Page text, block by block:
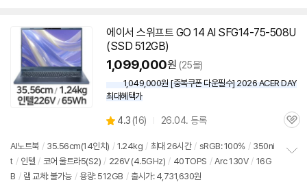
에이서 스위프트 GO 14 AI SFG14-75-508U
(SSD 512GB)
1,099,000원 (25몰)
1,049,000원 [중복쿠폰 다운필수] 2026 ACER DAY
최대혜택가
별
점
4.3 (상
리
뷰
16) 26.04. 등록
관
AI노트북 / 35.56cm(14인치) / 1.24kg / 최대 26시간 / sRGB: 100% / 350ni
t / 인텔 / 코어 울트라5(S2) / 226V (4.5GHz) / 40TOPS / Arc 130V / 16G
B / 램 교체: 불가능 / 용량: 512GB / 출시가: 4,731,630원